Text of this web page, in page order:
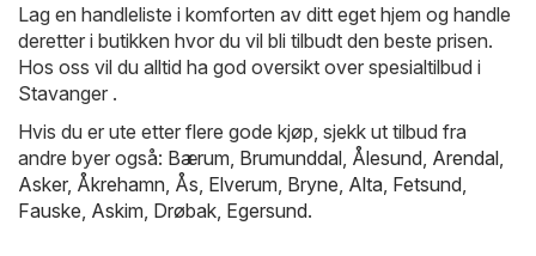
Lag en handleliste i komforten av ditt eget hjem og handle
deretter i butikken hvor du vil bli tilbudt den beste prisen.
Hos oss vil du alltid ha god oversikt over spesialtilbud i
Stavanger .
Hvis du er ute etter flere gode kjøp, sjekk ut tilbud fra
andre byer også: Bærum Brumunddal Ålesund Arendal
Asker, Åkrehamn Ås Elverum Bryne Alta Fetsund
Fauske Askim Drøbak Egersund.